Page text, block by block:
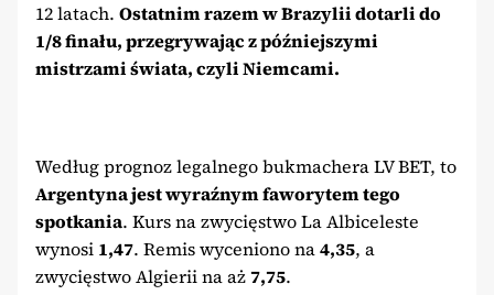
12 latach. Ostatnim razem w Brazylii dotarli do
1/8 finału, przegrywając z późniejszymi
mistrzami świata, czyli Niemcami.
Według prognoz legalnego bukmachera LV BET, to
Argentyna jest wyraźnym faworytem tego
spotkania. Kurs na zwycięstwo La Albiceleste
wynosi 1,47. Remis wyceniono na4,35, a
zwycięstwo Algierii na aż7,75.